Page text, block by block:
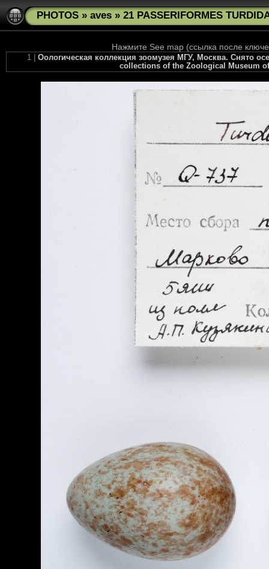
PHOTOS » aves » 21 PASSERIFORMES
Нажмите See map (ссылка после
1 | Оологическая коллекция зоомузея МГУ, Москва. Снято
collections of the Zoological Museum